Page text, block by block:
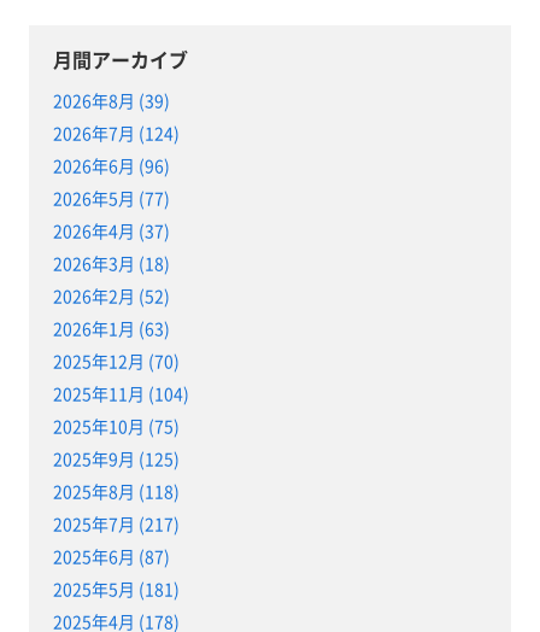
月間アーカイブ
2026年8月 (39)
2026年7月 (124)
2026年6月 (96)
2026年5月 (77)
2026年4月 (37)
2026年3月 (18)
2026年2月 (52)
2026年1月 (63)
2025年12月 (70)
2025年11月 (104)
2025年10月 (75)
2025年9月 (125)
2025年8月 (118)
2025年7月 (217)
2025年6月 (87)
2025年5月 (181)
2025年4月 (178)